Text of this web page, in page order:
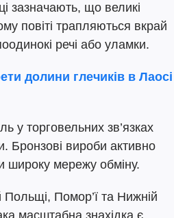
зазначають, що великі
повіті трапляються вкрай
речі або уламки.
долини глечиків в Лаосі
у торговельних зв’язках
Бронзові вироби активно
мережу обміну.
Польщі, Помор’ї та Нижній
масштабна знахідка є